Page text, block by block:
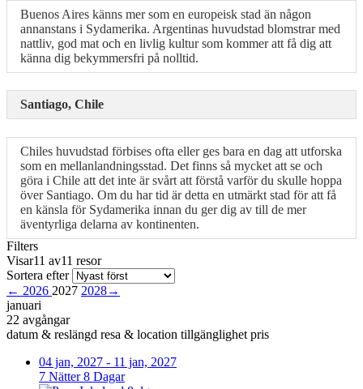
Buenos Aires känns mer som en europeisk stad än någon
annanstans i Sydamerika. Argentinas huvudstad blomstrar med
nattliv, god mat och en livlig kultur som kommer att få dig att
känna dig bekymmersfri på nolltid.
Santiago, Chile
Chiles huvudstad förbises ofta eller ges bara en dag att utforska
som en mellanlandningsstad. Det finns så mycket att se och
göra i Chile att det inte är svårt att förstå varför du skulle hoppa
över Santiago. Om du har tid är detta en utmärkt stad för att få
en känsla för Sydamerika innan du ger dig av till de mer
äventyrliga delarna av kontinenten.
Filters
Visar11 av11 resor
Sortera efter
← 2026 2027 2028→
januari
22 avgångar
datum & reslängd resa & location tillgänglighet pris
04 jan, 2027 - 11 jan, 2027
7 Nätter 8 Dagar